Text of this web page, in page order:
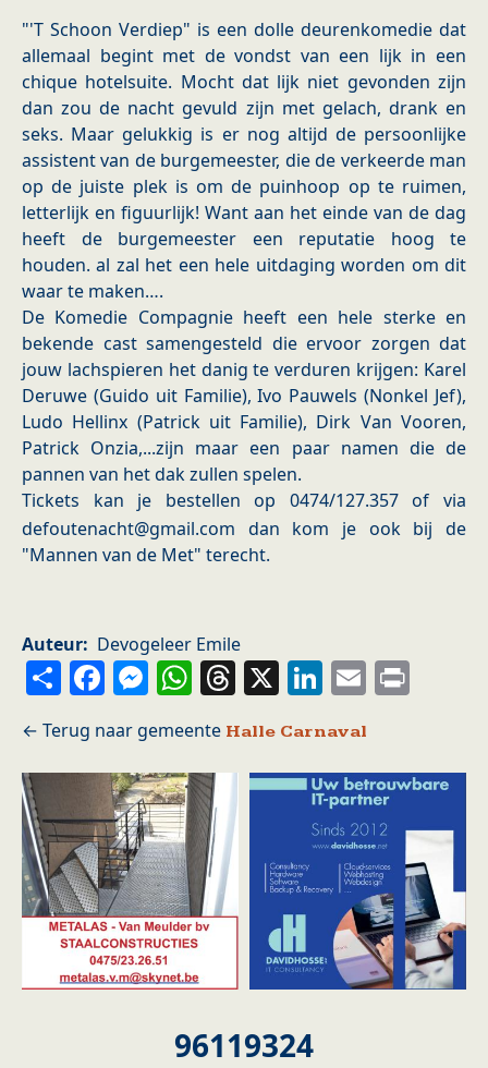
"'T Schoon Verdiep" is een dolle deurenkomedie dat
allemaal begint met de vondst van een lijk in een
chique hotelsuite. Mocht dat lijk niet gevonden zijn
dan zou de nacht gevuld zijn met gelach, drank en
seks. Maar gelukkig is er nog altijd de persoonlijke
assistent van de burgemeester, die de verkeerde man
op de juiste plek is om de puinhoop op te ruimen,
letterlijk en figuurlijk! Want aan het einde van de dag
heeft de burgemeester een reputatie hoog te
houden. al zal het een hele uitdaging worden om dit
waar te maken….
De Komedie Compagnie heeft een hele sterke en
bekende cast samengesteld die ervoor zorgen dat
jouw lachspieren het danig te verduren krijgen: Karel
Deruwe (Guido uit Familie), Ivo Pauwels (Nonkel Jef),
Ludo Hellinx (Patrick uit Familie), Dirk Van Vooren,
Patrick Onzia,...zijn maar een paar namen die de
pannen van het dak zullen spelen.
Tickets kan je bestellen op 0474/127.357 of via
defoutenacht@gmail.com dan kom je ook bij de
"Mannen van de Met" terecht.
Auteur Devogeleer Emile
ShareFacebook
Messenger
WhatsApp
Threads
X LinkedIn
Email
Halle Carnaval
96119324